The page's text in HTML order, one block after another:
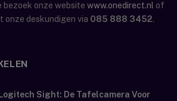
bezoek onze website www.onedirect.nl of
onze deskundigen via 085 888 3452.
Logitech Sight: De Tafelcamera Voor